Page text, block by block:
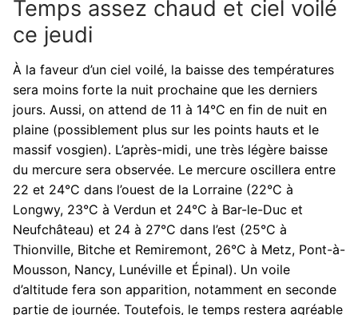
Temps assez chaud et ciel voilé
ce jeudi
À la faveur d’un ciel voilé, la baisse des températures
sera moins forte la nuit prochaine que les derniers
jours. Aussi, on attend de 11 à 14°C en fin de nuit en
plaine (possiblement plus sur les points hauts et le
massif vosgien). L’après-midi, une très légère baisse
du mercure sera observée. Le mercure oscillera entre
22 et 24°C dans l’ouest de la Lorraine (22°C à
Longwy, 23°C à Verdun et 24°C à Bar-le-Duc et
Neufchâteau) et 24 à 27°C dans l’est (25°C à
Thionville, Bitche et Remiremont, 26°C à Metz, Pont-à-
Mousson, Nancy, Lunéville et Épinal). Un voile
d’altitude fera son apparition, notamment en seconde
partie de journée. Toutefois, le temps restera agréable